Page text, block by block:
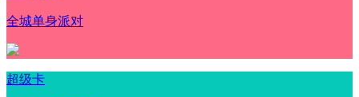
全城单身派对
超级卡